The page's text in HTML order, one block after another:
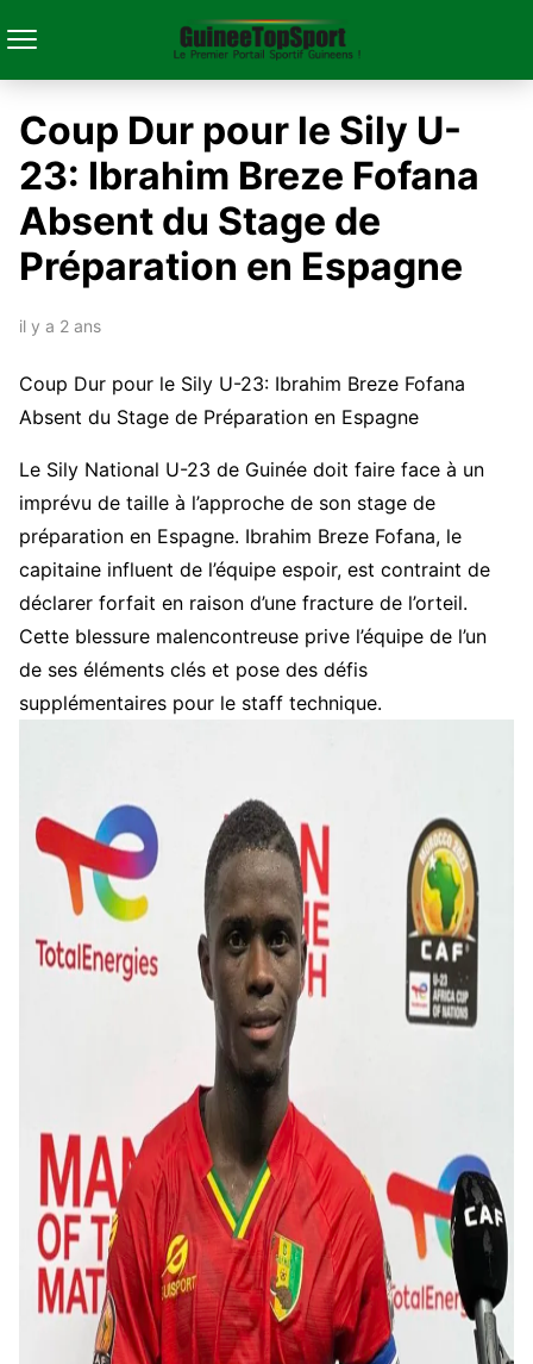
Coup Dur pour le Sily U-
23: Ibrahim Breze Fofana
Absent du Stage de
Préparation en Espagne
il y a 2 ans
Coup Dur pour le Sily U-23: Ibrahim Breze Fofana
Absent du Stage de Préparation en Espagne
Le Sily National U-23 de Guinée doit faire face à un
imprévu de taille à l’approche de son stage de
préparation en Espagne. Ibrahim Breze Fofana, le
capitaine influent de l’équipe espoir, est contraint de
déclarer forfait en raison d’une fracture de l’orteil.
Cette blessure malencontreuse prive l’équipe de l’un
de ses éléments clés et pose des défis
supplémentaires pour le staff technique.